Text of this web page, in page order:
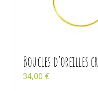
Boucles d’oreilles
34,00€